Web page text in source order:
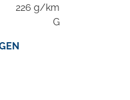
226 g/km
G